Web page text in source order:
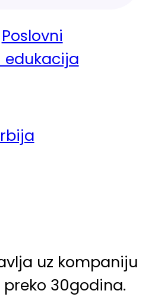
Poslovni
edukacija
uz kompaniju
30godina.